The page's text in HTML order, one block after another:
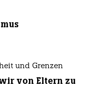
und Grenzen
von Eltern zu